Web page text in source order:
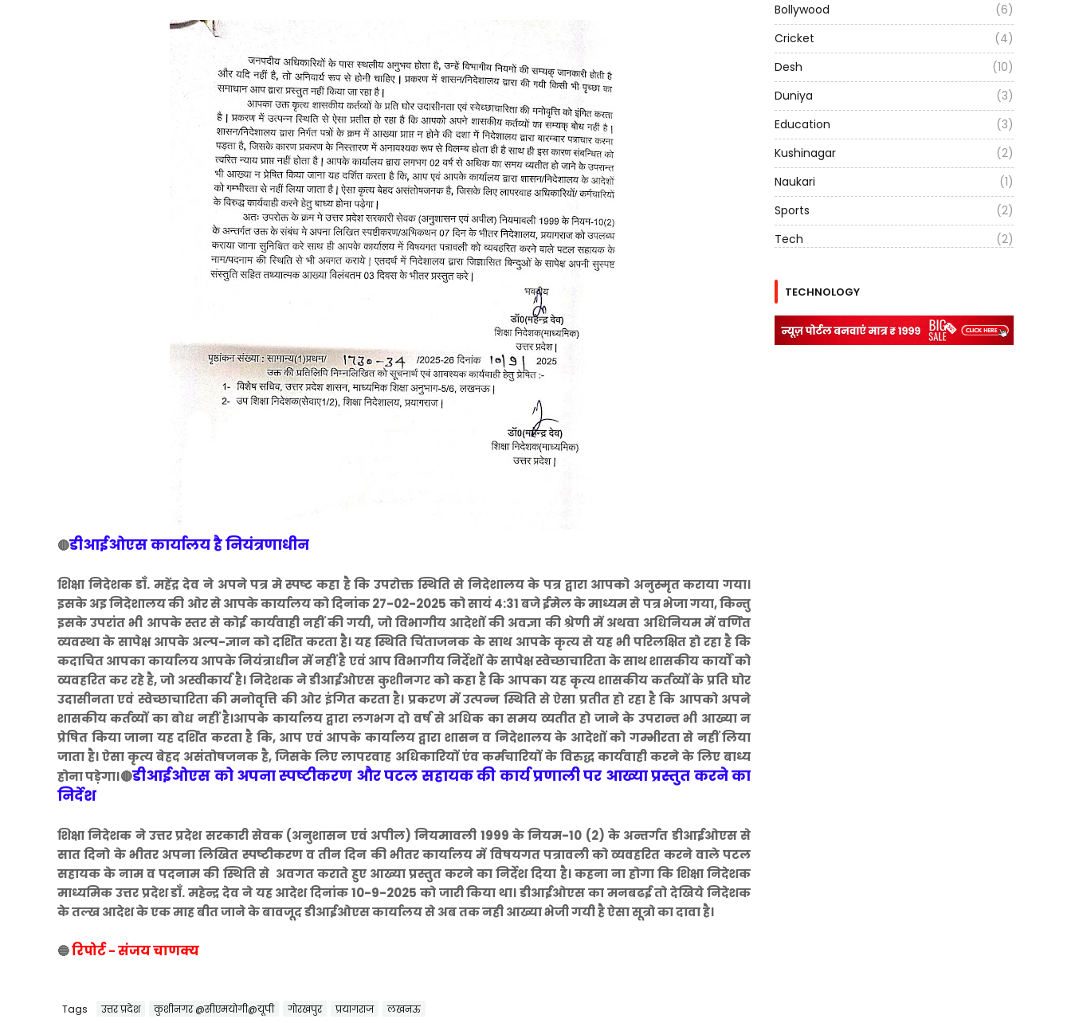
🔴डीआईओएस कार्यालय है नियंत्रणाधीन
शिक्षा निदेशक डाँ. महेंद्र देव ने अपने पत्र मे स्पष्ट कहा है कि उपरोक्त स्थिति से निदेशालय के पत्र द्वारा आपको अनुस्मृत कराया गया।
इसके अइ निदेशालय की ओर से आपके कार्यालय को दिनांक 27-02-2025 को सायं 4:31 बजे ईमेल के माध्यम से पत्र भेजा गया, किन्तु
इसके उपरांत भी आपके स्तर से कोई कार्यवाही नहीं की गयी, जो विभागीय आदेशों की अवज्ञा की श्रेणी में अथवा अधिनियम में वर्णित
व्यवस्था के सापेक्ष आपके अल्प-ज्ञान को दर्शित करता है। यह स्थिति चिंताजनक के साथ आपके कृत्य से यह भी परिलक्षित हो रहा है कि
कदाचित आपका कार्यालय आपके नियंत्राधीन में नहीं है एवं आप विभागीय निर्देशों के सापेक्ष स्वेच्छाचारिता के साथ शासकीय कार्यों को
व्यवहरित कर रहे है, जो अस्वीकार्य है। निदेशक ने डीआईओएस कुशीनगर को कहा है कि आपका यह कृत्य शासकीय कर्तव्यों के प्रति घोर
उदासीनता एवं स्वेच्छाचारिता की मनोवृत्ति की ओर इंगित करता है। प्रकरण में उत्पन्न स्थिति से ऐसा प्रतीत हो रहा है कि आपको अपने
शासकीय कर्तव्यों का बोध नहीं है।आपके कार्यालय द्वारा लगभग दो वर्ष से अधिक का समय व्यतीत हो जाने के उपरान्त भी आख्या न
प्रेषित किया जाना यह दर्शित करता है कि, आप एवं आपके कार्यालय द्वारा शासन व निदेशालय के आदेशों को गम्भीरता से नहीं लिया
जाता है। ऐसा कृत्य बेहद असंतोषजनक है, जिसके लिए लापरवाह अधिकारियों एंव कर्मचारियों के विरुद्ध कार्यवाही करने के लिए बाध्य
होना पड़ेगा।🔴डीआईओएस को अपना स्पष्टीकरण और पटल सहायक की कार्य प्रणाली पर आख्या प्रस्तुत करने का
निर्देश
शिक्षा निदेशक ने उत्तर प्रदेश सरकारी सेवक (अनुशासन एवं अपील) नियमावली 1999 के नियम-10 (2) के अन्तर्गत डीआईओएस से
सात दिनो के भीतर अपना लिखित स्पष्टीकरण व तीन दिन की भीतर कार्यालय में विषयगत पत्रावली को व्यवहरित करने वाले पटल
सहायक के नाम व पदनाम की स्थिति से अवगत कराते हुए आख्या प्रस्तुत करने का निर्देश दिया है। कहना ना होगा कि शिक्षा निदेशक
माध्यमिक उत्तर प्रदेश डाँ. महेन्द्र देव ने यह आदेश दिनांक 10-9-2025 को जारी किया था। डीआईओएस का मनबढई तो देखिये निदेशक
के तल्ख आदेश के एक माह बीत जाने के बावजूद डीआईओएस कार्यालय से अब तक नही आख्या भेजी गयी है ऐसा सूत्रो का दावा है।
🔵रिपोर्ट - संजय चाणक्य
Tags उत्तर प्रदेश कुशीनगर @सीएमयोगी@यूपी गोरखपुर प्रयागराज लखनऊ
Bollywood
(6)
Cricket
(4)
Desh
(10)
Duniya
(3)
Education
(3)
Kushinagar
(2)
Naukari
(1)
Sports
(2)
Tech
(2)
TECHNOLOGY